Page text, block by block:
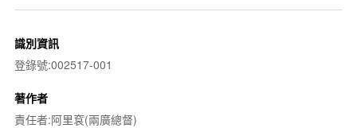
識別資訊
登錄號:002517-001
著作者
責任者:阿里袞(兩廣總督)